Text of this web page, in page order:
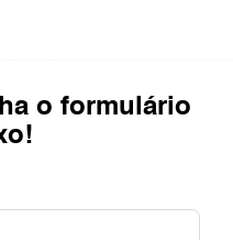
o formulário